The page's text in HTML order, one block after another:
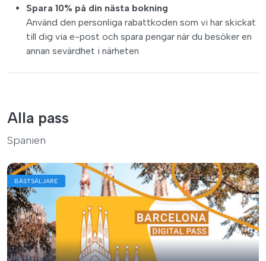
Spara 10% på din nästa bokning
Använd den personliga rabattkoden som vi har skickat
till dig via e-post och spara pengar när du besöker en
annan sevärdhet i närheten
Alla pass
Spanien
BÄSTSÄLJARE